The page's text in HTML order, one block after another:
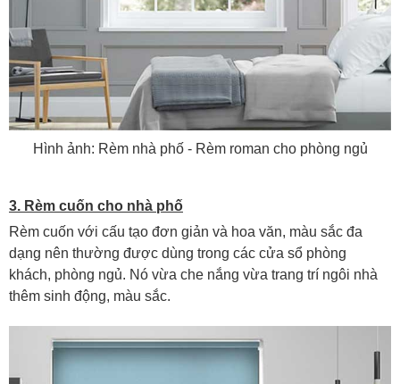
Hình ảnh: Rèm nhà phố - Rèm roman cho phòng ngủ
3. Rèm cuốn cho nhà phố
Rèm cuốn với cấu tạo đơn giản và hoa văn, màu sắc đa
dạng nên thường được dùng trong các cửa sổ phòng
khách, phòng ngủ. Nó vừa che nắng vừa trang trí ngôi nhà
thêm sinh động, màu sắc.